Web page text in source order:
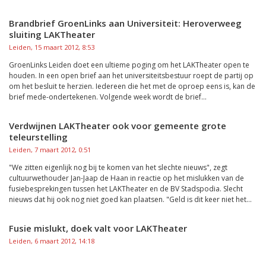
Brandbrief GroenLinks aan Universiteit: Heroverweeg
sluiting LAKTheater
Leiden, 15 maart 2012, 8:53
GroenLinks Leiden doet een ultieme poging om het LAKTheater open te
houden. In een open brief aan het universiteitsbestuur roept de partij op
om het besluit te herzien. Iedereen die het met de oproep eens is, kan de
brief mede-ondertekenen. Volgende week wordt de brief...
Verdwijnen LAKTheater ook voor gemeente grote
teleurstelling
Leiden, 7 maart 2012, 0:51
"We zitten eigenlijk nog bij te komen van het slechte nieuws", zegt
cultuurwethouder Jan-Jaap de Haan in reactie op het mislukken van de
fusiebesprekingen tussen het LAKTheater en de BV Stadspodia. Slecht
nieuws dat hij ook nog niet goed kan plaatsen. "Geld is dit keer niet het...
Fusie mislukt, doek valt voor LAKTheater
Leiden, 6 maart 2012, 14:18